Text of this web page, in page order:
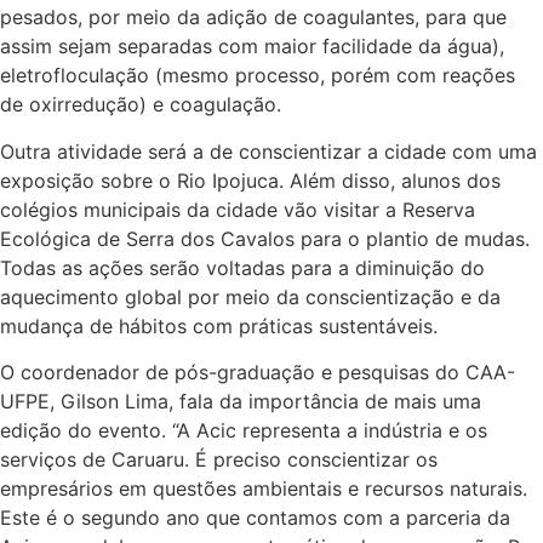
pesados, por meio da adição de coagulantes, para que
assim sejam separadas com maior facilidade da água),
eletrofloculação (mesmo processo, porém com reações
de oxirredução) e coagulação.
Outra atividade será a de conscientizar a cidade com uma
exposição sobre o Rio Ipojuca. Além disso, alunos dos
colégios municipais da cidade vão visitar a Reserva
Ecológica de Serra dos Cavalos para o plantio de mudas.
Todas as ações serão voltadas para a diminuição do
aquecimento global por meio da conscientização e da
mudança de hábitos com práticas sustentáveis.
O coordenador de pós-graduação e pesquisas do CAA-
UFPE, Gilson Lima, fala da importância de mais uma
edição do evento. “A Acic representa a indústria e os
serviços de Caruaru. É preciso conscientizar os
empresários em questões ambientais e recursos naturais.
Este é o segundo ano que contamos com a parceria da